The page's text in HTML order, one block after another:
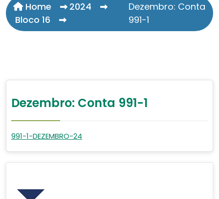
Home
2024
Bloco 16
Dezembro: Conta
991-1
Dezembro: Conta 991-1
991-1-DEZEMBRO-24